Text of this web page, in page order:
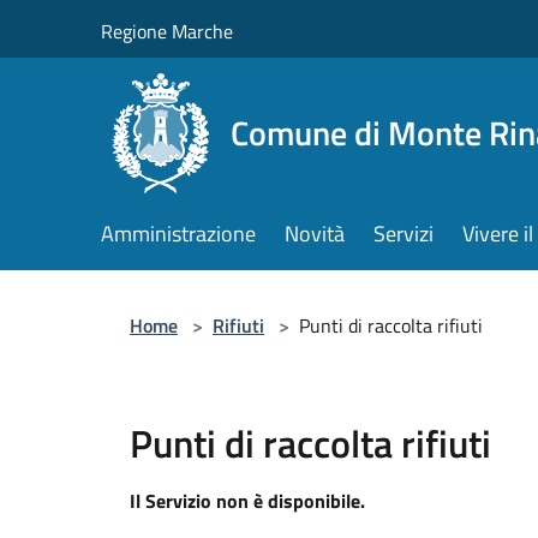
Regione Marche
Comune di Monte
Amministrazione Novità Servizi Vivere
Home > Rifiuti > Punti di raccolta rifiuti
Punti di raccolta rifiuti
Il Servizio non è disponibile.